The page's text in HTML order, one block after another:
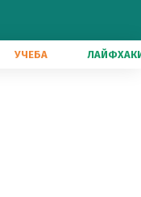
УЧЕБА